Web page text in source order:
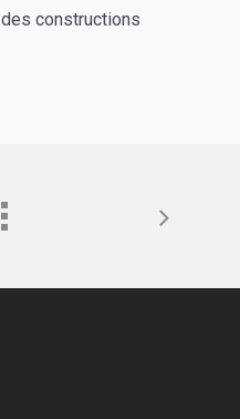
constructions